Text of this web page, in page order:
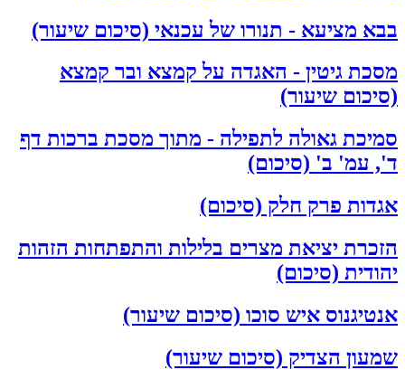
בבא מציעא - תנורו של עכנאי (סיכום שיעור)
מסכת גיטין - האגדה על קמצא ובר קמצא
(סיכום שיעור)
סמיכת גאולה לתפילה - מתוך מסכת ברכות דף
ד', עמ' ב' (סיכום)
אגדות פרק חלק (סיכום)
הזכרת יציאת מצרים בלילות והתפתחות הזהות
יהודית (סיכום)
אנטיגנוס איש סוכו (סיכום שיעור)
שמעון הצדיק (סיכום שיעור)